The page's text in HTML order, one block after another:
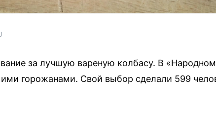
за лучшую вареную колбасу. В «Народном
горожанами. Свой выбор сделали 599